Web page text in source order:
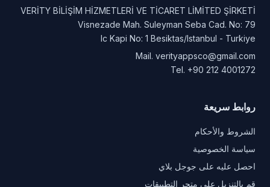
VERİTY BİLİŞİM HİZMETLERİ VE TİCARET LİMİTED ŞİRKETİ
Visnezade Mah. Suleyman Seba Cad. No: 79
Ic Kapi No: 1 Besiktas/Istanbul - Turkiye
Mail. verityappsco@gmail.com
Tel. +90 212 4001272
روابط سريعة
الشروط والأحكام
سياسة الخصوصية
احصل عليه على جوجل بلاي
قم بالتنزيل على متجر التطبيقات